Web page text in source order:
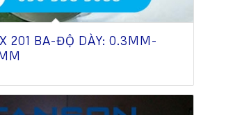
201 BA-ĐỘ DÀY: 0.3MM-